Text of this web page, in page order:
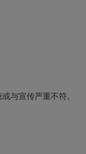
与宣传严重不符。